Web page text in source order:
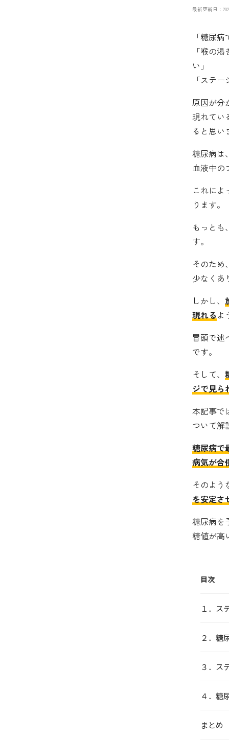
最新更新日：
「糖尿
「喉の
い」
「ステ
原因が分
現れてい
ると思い
糖尿病は
血液中の
これに
ります。
もっとも
す。
そのため
少なくあ
しかし、
現れる よ
冒頭で述
です。
そして、
ジで見ら
本記事で
ついて解
糖尿病で
病気が合
そのよう
を安定さ
糖尿病を
糖値が高
目次
１．ス
２．糖
３．ス
４．糖
まとめ